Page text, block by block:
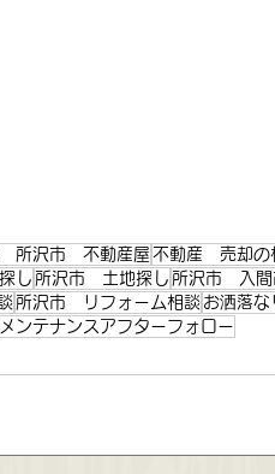
所沢市 不動産屋 不動産 売却の
し 所沢市 土地探し 所沢市 入
所沢市 リフォーム相談 お洒落な
ンテナンスアフターフォロー